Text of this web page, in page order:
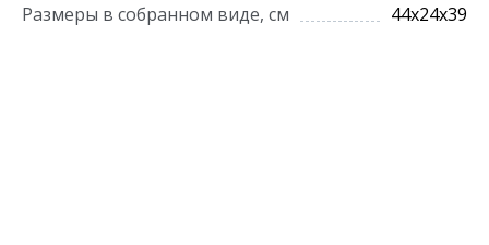
Размеры в собранном виде, см
44х24х39